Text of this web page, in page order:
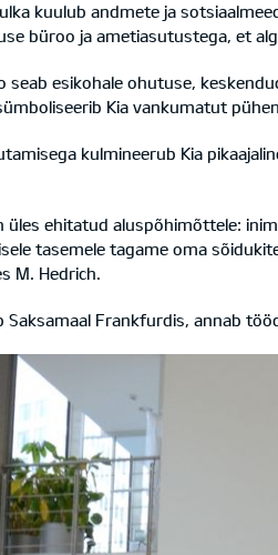
kuulub andmete ja
büroo ja ametiasutustega, et
seab esikohale ohutuse,
Kia vankumatut
kulmineerub Kia
ehitatud aluspõhimõttele:
tasemele tagame oma
M. Hedrich.
Saksamaal Frankfurdis, annab